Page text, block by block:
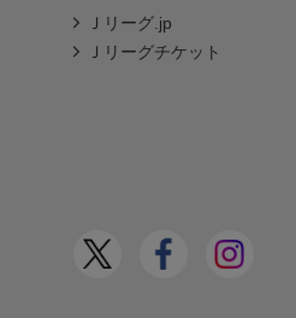
Ｊリーグ.jp
Ｊリーグチケット